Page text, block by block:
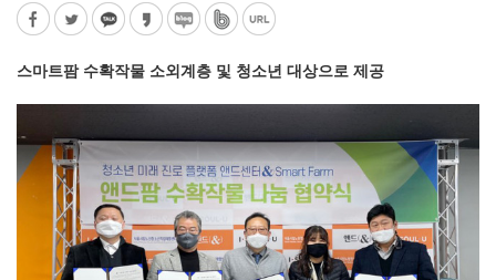
스마트팜 수확작물 소외계층 및 청소년 대상으로 제공